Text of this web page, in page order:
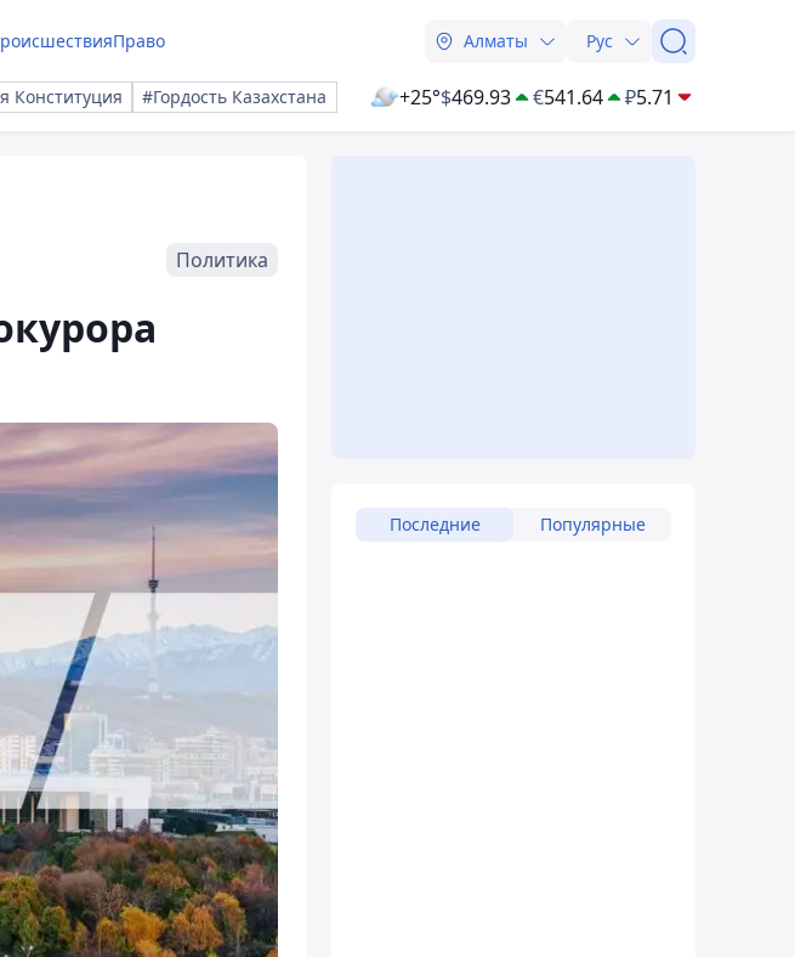
Право Алматы Рус
Конституция #Гордость Казахстана +25°$469.93 €541.64 ₽5.71
Политика
Последние Популярные